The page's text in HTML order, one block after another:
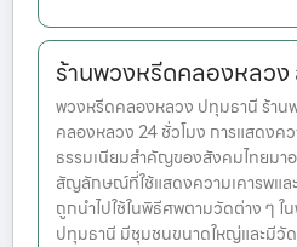
ร้านพวงหรีดคลองหลว
พวงหรีดคลองหลวง ปทุมธานี ร้า
คลองหลวง 24 ชั่วโมง การแสดงค
ธรรมเนียมสำคัญของสังคมไทยมา
สัญลักษณ์ที่ใช้แสดงความเคารพแล
ถูกนำไปใช้ในพิธีศพตามวัดต่าง ๆ
ปทุมธานี มีชุมชนขนาดใหญ่และมีวั